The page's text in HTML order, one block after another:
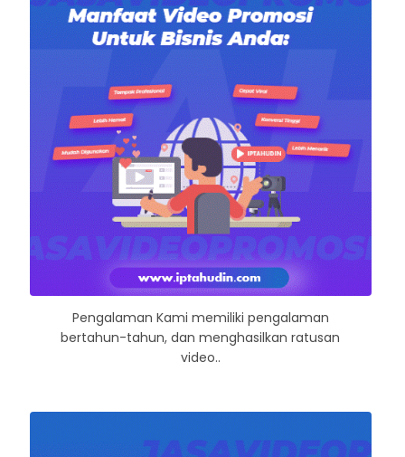
Pengalaman Kami memiliki pengalaman
bertahun-tahun, dan menghasilkan ratusan
video..